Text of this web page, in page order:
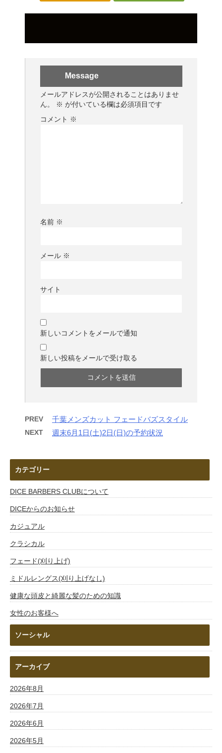
Message
メールアドレスが公開されることはありませ
ん。
※ が付いている欄は必須項目です
コメント ※
名前 ※
メール ※
サイト
新しいコメントをメールで通知
新しい投稿をメールで受け取る
PREV 千葉メンズカット フェードバズスタイル
NEXT 週末6月1日(土)2日(日)の予約状況
カテゴリー
DICE BARBERS CLUBについて
DICEからのお知らせ
カジュアル
クラシカル
フェード(刈り上げ)
ミドルレングス(刈り上げなし)
健康な頭皮と綺麗な髪のための知識
女性のお客様へ
ソーシャル
アーカイブ
2026年8月
2026年7月
2026年6月
2026年5月